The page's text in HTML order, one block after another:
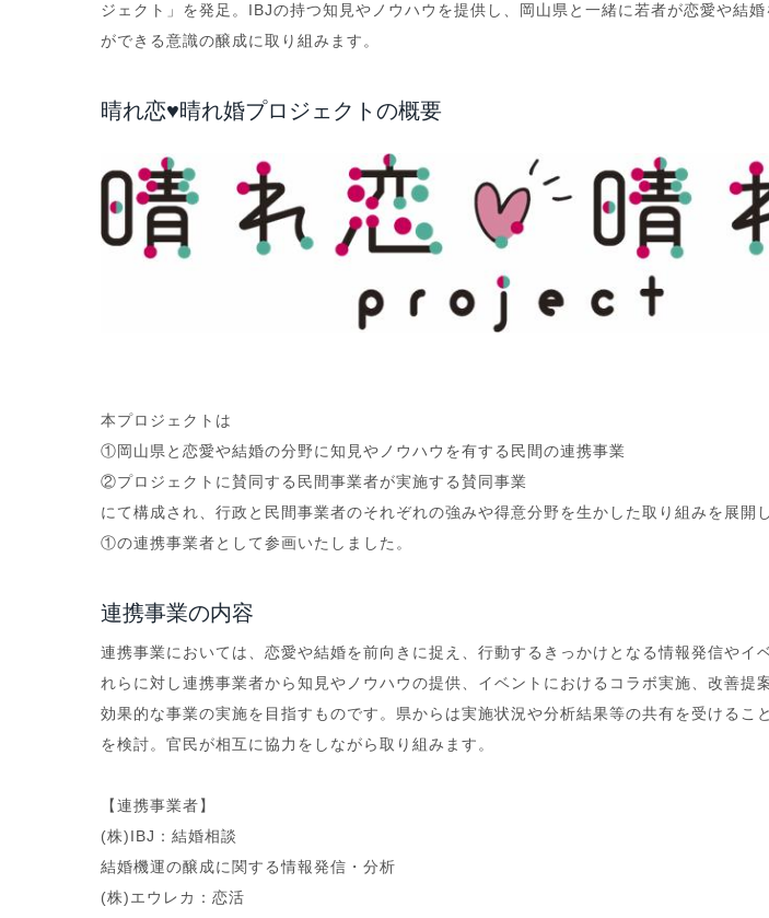
ジェクト」を発足。IBJの持つ知見やノウハウを提供し、岡山県と一緒に若者が恋愛や結婚
ができる意識の醸成に取り組みます。
晴れ恋♥晴れ婚プロジェクトの概要
本プロジェクトは
①岡山県と恋愛や結婚の分野に知見やノウハウを有する民間の連携事業
②プロジェクトに賛同する民間事業者が実施する賛同事業
にて構成され、行政と民間事業者のそれぞれの強みや得意分野を生かした取り組みを展開
①の連携事業者として参画いたしました。
連携事業の内容
連携事業においては、恋愛や結婚を前向きに捉え、行動するきっかけとなる情報発信やイ
れらに対し連携事業者から知見やノウハウの提供、イベントにおけるコラボ実施、改善提
効果的な事業の実施を目指すものです。県からは実施状況や分析結果等の共有を受けるこ
を検討。官民が相互に協力をしながら取り組みます。
【連携事業者】
(株)IBJ：結婚相談
結婚機運の醸成に関する情報発信・分析
(株)エウレカ：恋活